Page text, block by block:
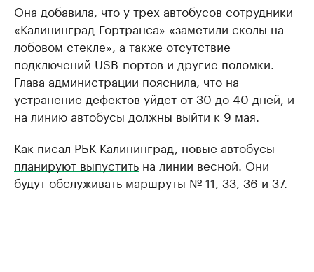
Она добавила, что у трех автобусов сотрудники
«Калининград-Гортранса» «заметили сколы на
лобовом стекле», а также отсутствие
подключений USB-портов и другие поломки.
Глава администрации пояснила, что на
устранение дефектов уйдет от 30 до 40 дней, и
на линию автобусы должны выйти к 9 мая.
Как писал РБК Калининград, новые автобусы
планируют выпустить на линии весной. Они
будут обслуживать маршруты № 11, 33, 36 и 37.